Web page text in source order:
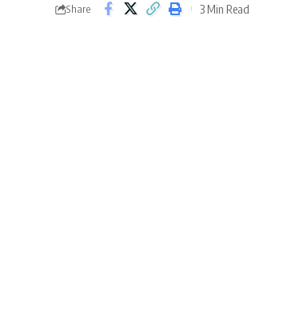
Share 3 Min Read